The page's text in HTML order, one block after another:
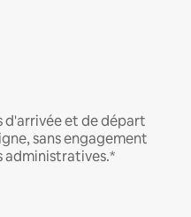
d'arrivée et de départ
sans engagement
administratives.*